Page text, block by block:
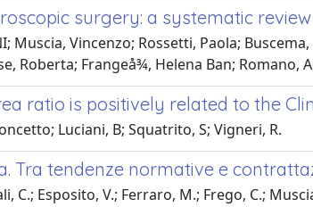
surgery: a systematic review
Muscia, Vincenzo; Rossetti, Paola;
Roberta; Frangeå¾, Helena Ban; Romano,
ratio is positively related to the
Luciani, B; Squatrito, S; Vigneri, R.
Tra tendenze normative e
Esposito, V.; Ferraro, M.; Frego, C.;